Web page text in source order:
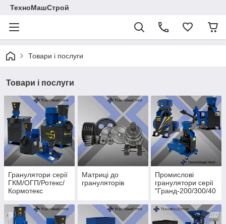
ТехноМашСтрой
Товари і послуги
Товари і послуги
Гранулятори серії
ГКМ/ОГП/Ротекс/
Кормотекс
Матриці до
грануляторів
Промислові
гранулятори серії
"Гранд-200/300/40